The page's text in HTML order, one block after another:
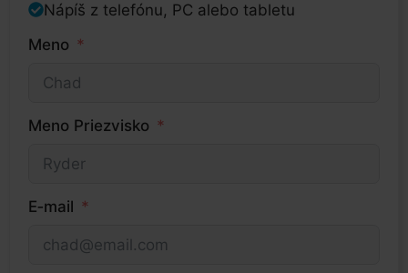
Nápíš z telefónu, PC alebo tabletu
Meno
Meno Priezvisko
E‑mail